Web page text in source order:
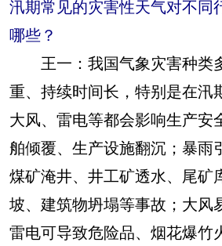
汛期常见的灾害性天气对不同
哪些？
王一： 我国气象灾害种类
重、持续时间长，特别是在汛
大风、雷电等都会影响生产安
舶倾覆、生产设施翻沉；暴雨
煤矿淹井、井工矿透水、尾矿
坡、建筑物坍塌等事故；大风
雷电可导致危险品、烟花爆竹